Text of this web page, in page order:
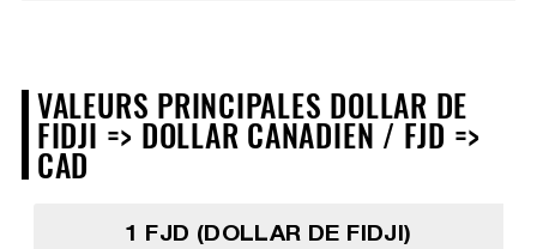
VALEURS PRINCIPALES DOLLAR DE
FIDJI => DOLLAR CANADIEN / FJD =>
CAD
1 FJD (DOLLAR DE FIDJI)